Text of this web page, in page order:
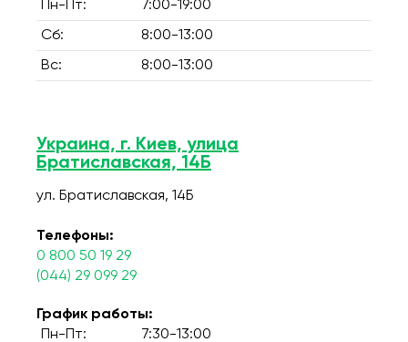
Пн-Пт:
7:00-19:00
Сб: 8:00-13:00
Вс: 8:00-13:00
Украина, г. Киев, улица
Братиславская, 14Б
ул. Братиславская, 14Б
Телефоны:
0 800 50 19 29
(044) 29 099 29
График работы:
Пн-Пт:
7:30-13:00